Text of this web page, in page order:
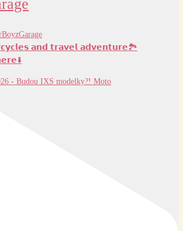
𝗮𝗻𝗱 𝘁𝗿𝗮𝘃𝗲𝗹 𝗮𝗱𝘃𝗲𝗻𝘁𝘂𝗿𝗲🏞️
- Budou IXS modelky?! Moto